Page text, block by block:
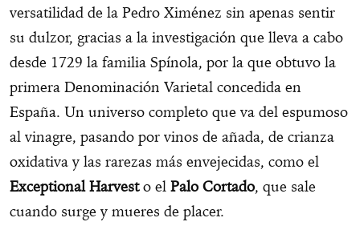
versatilidad de la Pedro Ximénez sin apenas sentir
su dulzor, gracias a la investigación que lleva a cabo
desde 1729 la familia Spínola, por la que obtuvo la
primera Denominación Varietal concedida en
España. Un universo completo que va del espumoso
al vinagre, pasando por vinos de añada, de crianza
oxidativa y las rarezas más envejecidas, como el
Exceptional Harvesto el Palo Cortado, que sale
cuando surge y mueres de placer.